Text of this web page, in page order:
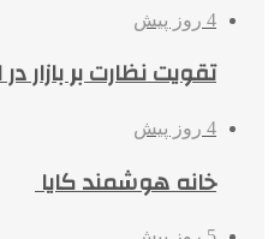
4 روز پیش
تقویت نظارت بر بازار
4 روز پیش
خانه هوشمند کایا